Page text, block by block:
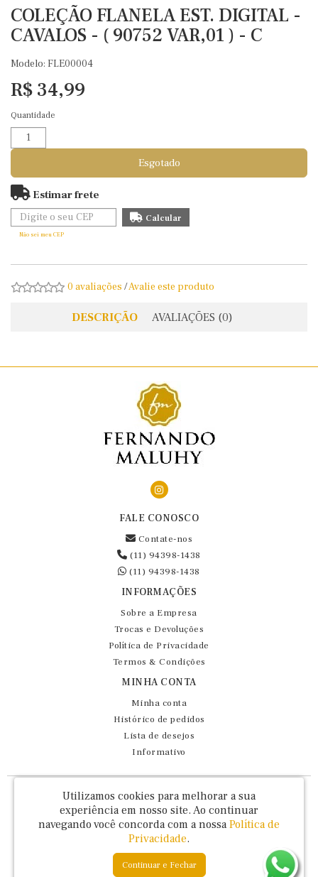
COLEÇÃO FLANELA EST. DIGITAL -
CAVALOS - ( 90752 VAR,01 ) - C
Modelo: FLE00004
R$ 34,99
Quantidade
Esgotado
Estimar frete
Não sei meu CEP
0 avaliações /Avalie este produto
DESCRIÇÃO AVALIAÇÕES (0)
FALE CONOSCO
Contate-nos
(11) 94398-1438
(11) 94398-1438
INFORMAÇÕES
Sobre a Empresa
Trocas e Devoluções
Política de Privacidade
Termos & Condições
MINHA CONTA
Minha conta
Histórico de pedidos
Lista de desejos
Informativo
Fernando Maluhy Cia Ltda - CNPJ: 60.458.825/0001-86
Rua Dr Euclydes da Cunha, 47 - Brás - São Paulo / SP - CEP 03016-030
Fernando Maluhy © 2026
Utilizamos cookies para melhorar a sua
experiência em nosso site. Ao continuar
navegando você concorda com a nossa Política de
Privacidade.
Continuar e Fechar